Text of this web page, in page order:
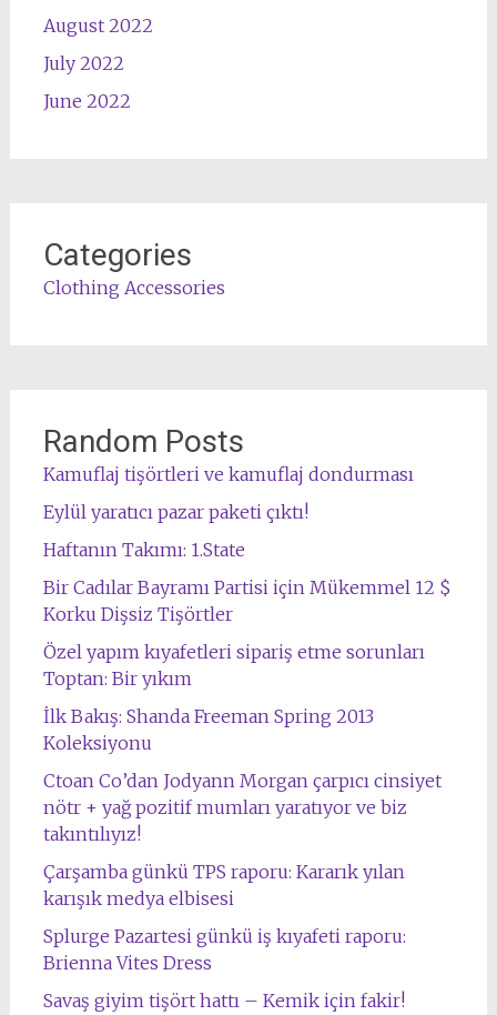
August 2022
July 2022
June 2022
Categories
Clothing Accessories
Random Posts
Kamuflaj tişörtleri ve kamuflaj dondurması
Eylül yaratıcı pazar paketi çıktı!
Haftanın Takımı: 1.State
Bir Cadılar Bayramı Partisi için Mükemmel 12 $
Korku Dişsiz Tişörtler
Özel yapım kıyafetleri sipariş etme sorunları
Toptan: Bir yıkım
İlk Bakış: Shanda Freeman Spring 2013
Koleksiyonu
Ctoan Co’dan Jodyann Morgan çarpıcı cinsiyet
nötr + yağ pozitif mumları yaratıyor ve biz
takıntılıyız!
Çarşamba günkü TPS raporu: Kararık yılan
karışık medya elbisesi
Splurge Pazartesi günkü iş kıyafeti raporu:
Brienna Vites Dress
Savaş giyim tişört hattı – Kemik için fakir!